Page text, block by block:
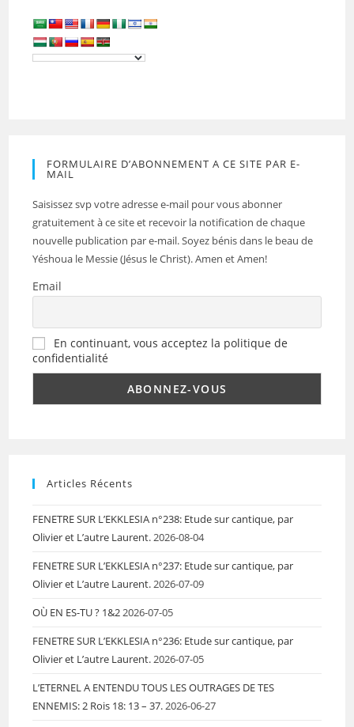
FORMULAIRE D’ABONNEMENT A CE SITE PAR E-
MAIL
Saisissez svp votre adresse e-mail pour vous abonner
gratuitement à ce site et recevoir la notification de chaque
nouvelle publication par e-mail. Soyez bénis dans le beau de
Yéshoua le Messie (Jésus le Christ). Amen et Amen!
Email
En continuant, vous acceptez la politique de
confidentialité
Articles Récents
FENETRE SUR L’EKKLESIA n°238: Etude sur cantique, par
Olivier et L’autre Laurent.2026-08-04
FENETRE SUR L’EKKLESIA n°237: Etude sur cantique, par
Olivier et L’autre Laurent.2026-07-09
OÙ EN ES-TU ? 1&22026-07-05
FENETRE SUR L’EKKLESIA n°236: Etude sur cantique, par
Olivier et L’autre Laurent.2026-07-05
L’ETERNEL A ENTENDU TOUS LES OUTRAGES DE TES
ENNEMIS: 2 Rois 18: 13 – 37.2026-06-27